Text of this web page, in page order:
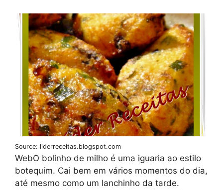
Source: liderreceitas.blogspot.com
WebO bolinho de milho é uma iguaria ao estilo
botequim. Cai bem em vários momentos do dia,
até mesmo como um lanchinho da tarde.